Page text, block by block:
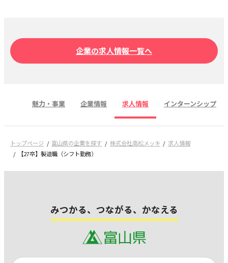
企業の求人情報一覧へ
魅力・事業 企業情報 求人情報 インターンシップ
トップページ 富山県の企業を探す 株式会社高松メッキ
求人情報
【27卒】製造職（シフト勤務）
みつかる、つながる、かなえる